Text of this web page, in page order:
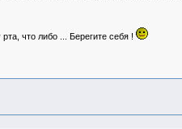
что либо ... Берегите себя !